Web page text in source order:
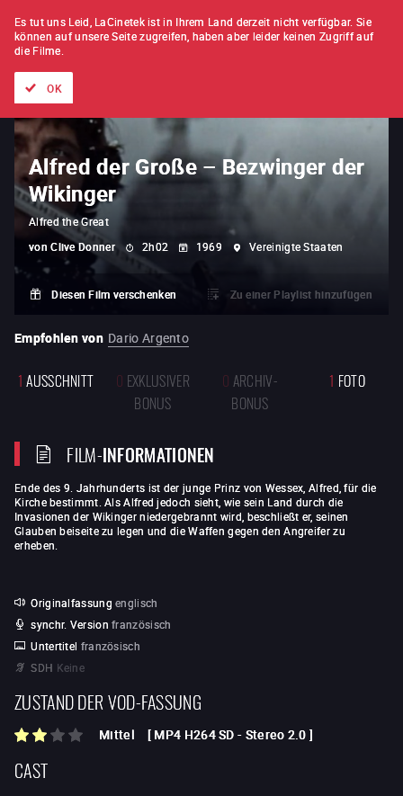
FILM FÜR FILM ABONNEMENT
Alfred der Große – Bezwinger der
Wikinger
Alfred the Great
von Clive Donner 2h02 1969 Vereinigte Staaten
Diesen Film verschenken Zu einer Playlist hinzufügen
Empfohlen von Dario Argento
1 AUSSCHNITT 0 EXKLUSIVER
BONUS
0 ARCHIV-
BONUS
1 FOTO
FILM-INFORMATIONEN
Ende des 9. Jahrhunderts ist der junge Prinz von Wessex, Alfred, für die
Kirche bestimmt. Als Alfred jedoch sieht, wie sein Land durch die
Invasionen der Wikinger niedergebrannt wird, beschließt er, seinen
Glauben beiseite zu legen und die Waffen gegen den Angreifer zu
erheben.
Originalfassung englisch
synchr. Version französisch
Untertitel französisch
SDH Keine
ZUSTAND DER VOD-FASSUNG
Mittel [ MP4 H264 SD - Stereo 2.0 ]
CAST
Es tut uns Leid, LaCinetek ist in Ihrem Land derzeit nicht verfügbar. Sie
können auf unsere Seite zugreifen, haben aber leider keinen Zugriff auf
die Filme.
OK